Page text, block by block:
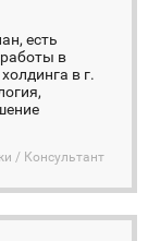
есть
в
в г.
/ Консультант